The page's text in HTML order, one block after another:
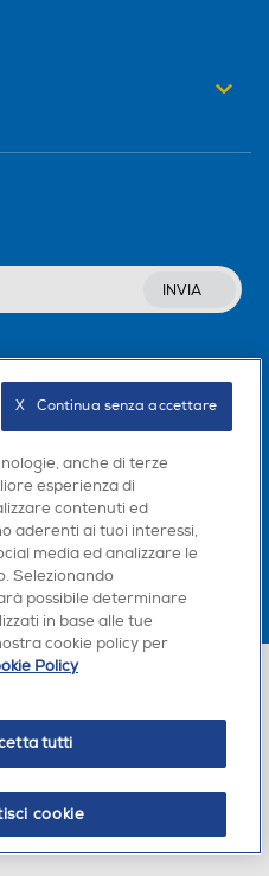
INVIA
6/a 20156 Milano
anche di terze
esperienza di
contenuti ed
aderenti ai tuoi interessi,
media ed analizzare le
Selezionando
possibile determinare
in base alle tue
cookie policy per
Policy
tutti
cookie
X   Continua senza accettare